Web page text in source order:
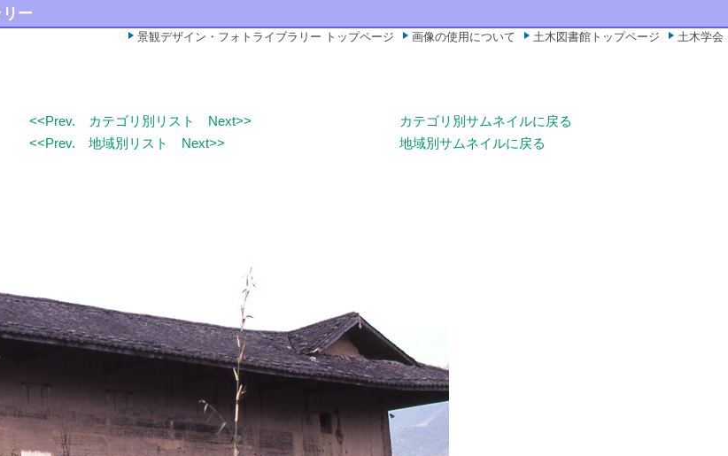
ー
土木学会
土木図書館トップページ
画像の使用について
景観デザイン・フォトライブラリー トップページ
<<Prev. カテゴリ別リスト Next>>
カテゴリ別サムネイルに戻る
<<Prev. 地域別リスト Next>> 地域別サムネイルに戻る